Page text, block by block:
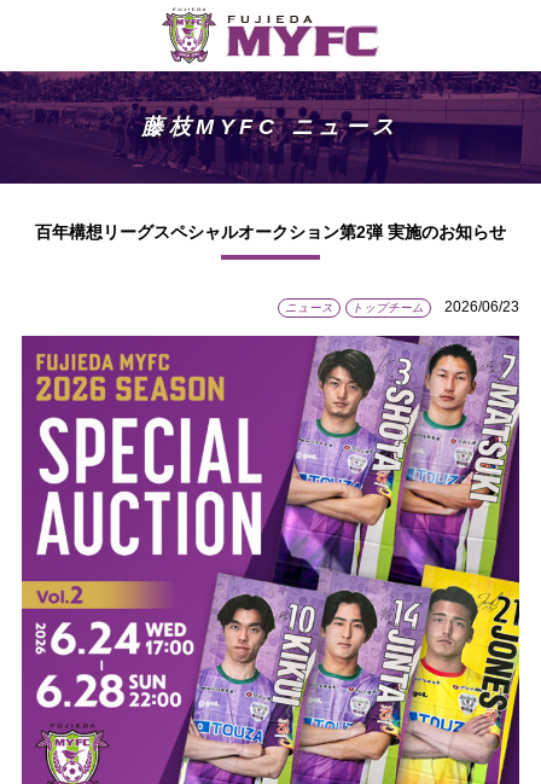
藤枝MYFC ニュース
百年構想リーグスペシャルオークション第2弾 実施のお知らせ
ニュース トップチーム 2026/06/23